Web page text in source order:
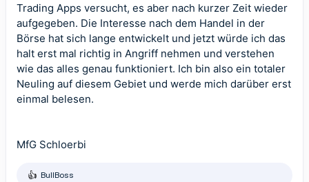
Trading Apps versucht, es aber nach kurzer Zeit wieder
aufgegeben. Die Interesse nach dem Handel in der
Börse hat sich lange entwickelt und jetzt würde ich das
halt erst mal richtig in Angriff nehmen und verstehen
wie das alles genau funktioniert. Ich bin also ein totaler
Neuling auf diesem Gebiet und werde mich darüber erst
einmal belesen.
MfG Schloerbi
R
BullBoss